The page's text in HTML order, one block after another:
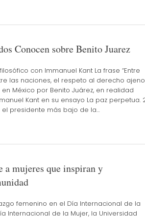
Conocen sobre Benito Juarez
con Immanuel Kant La frase “Entre
las naciones, el respeto al derecho ajeno
México por Benito Juárez, en realidad
Kant en su ensayo La paz perpetua.
el presidente más bajo de la…
a mujeres que inspiran y
femenino en el Día Internacional de la
Internacional de la Mujer, la Universidad